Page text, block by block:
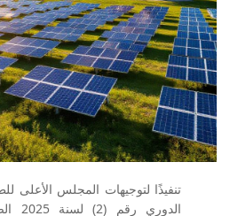
تنفيذًا لتوجيهات المجلس الأعلى